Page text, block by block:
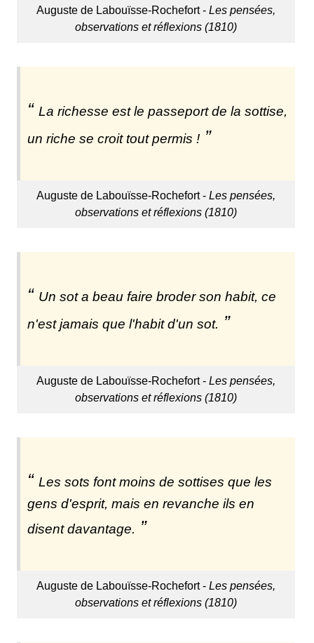
Auguste de Labouïsse-Rochefort - Les pensées,
observations et réflexions (1810)
La richesse est le passeport de la sottise,
un riche se croit tout permis !
Auguste de Labouïsse-Rochefort - Les pensées,
observations et réflexions (1810)
Un sot a beau faire broder son habit, ce
n'est jamais que l'habit d'un sot.
Auguste de Labouïsse-Rochefort - Les pensées,
observations et réflexions (1810)
Les sots font moins de sottises que les
gens d'esprit, mais en revanche ils en
disent davantage.
Auguste de Labouïsse-Rochefort - Les pensées,
observations et réflexions (1810)